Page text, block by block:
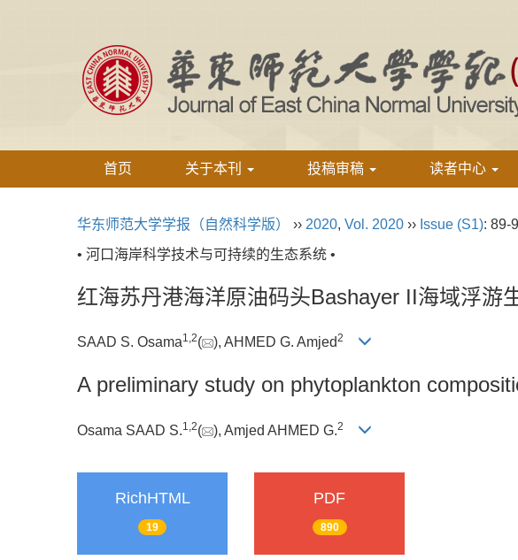
首页 关于本刊 投稿审稿 读者中心
华东师范大学学报（自然科学版） ›› 2020, Vol. 2020 ›› Issue (S1): 89-
• 河口海岸科学技术与可持续的生态系统 •
红海苏丹港海洋原油码头Bashayer II海域浮游
SAAD S. Osama1,2( ), AHMED G. Amjed2
A preliminary study on phytoplankton
Osama SAAD S.1, 2( ), Amjed AHMED G.2
RichHTML
19
PDF
890